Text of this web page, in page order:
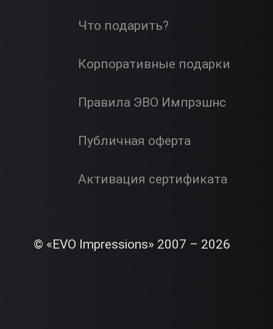
Что подарить?
Корпоративные подарки
Правила ЭВО Импрэшнс
Публичная оферта
Активация сертификата
© «EVO Impressions» 2007 – 2026